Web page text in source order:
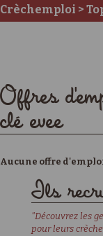
Crèchemploi >
Offres
clé evee
Aucune offre
Ils
"Découvrez les
pour leurs